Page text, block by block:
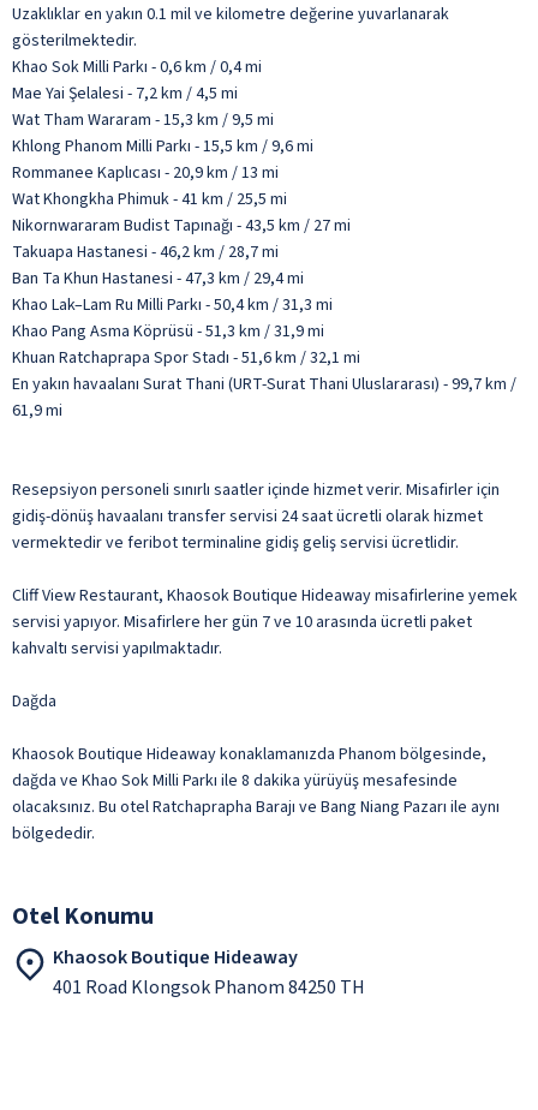
Uzaklıklar en yakın 0.1 mil ve kilometre değerine yuvarlanarak
gösterilmektedir.
Khao Sok Milli Parkı - 0,6 km / 0,4 mi
Mae Yai Şelalesi - 7,2 km / 4,5 mi
Wat Tham Wararam - 15,3 km / 9,5 mi
Khlong Phanom Milli Parkı - 15,5 km / 9,6 mi
Rommanee Kaplıcası - 20,9 km / 13 mi
Wat Khongkha Phimuk - 41 km / 25,5 mi
Nikornwararam Budist Tapınağı - 43,5 km / 27 mi
Takuapa Hastanesi - 46,2 km / 28,7 mi
Ban Ta Khun Hastanesi - 47,3 km / 29,4 mi
Khao Lak–Lam Ru Milli Parkı - 50,4 km / 31,3 mi
Khao Pang Asma Köprüsü - 51,3 km / 31,9 mi
Khuan Ratchaprapa Spor Stadı - 51,6 km / 32,1 mi
En yakın havaalanı Surat Thani (URT-Surat Thani Uluslararası) - 99,7 km /
61,9 mi
Resepsiyon personeli sınırlı saatler içinde hizmet verir. Misafirler için
gidiş-dönüş havaalanı transfer servisi 24 saat ücretli olarak hizmet
vermektedir ve feribot terminaline gidiş geliş servisi ücretlidir.
Cliff View Restaurant, Khaosok Boutique Hideaway misafirlerine yemek
servisi yapıyor. Misafirlere her gün 7 ve 10 arasında ücretli paket
kahvaltı servisi yapılmaktadır.
Dağda
Khaosok Boutique Hideaway konaklamanızda Phanom bölgesinde,
dağda ve Khao Sok Milli Parkı ile 8 dakika yürüyüş mesafesinde
olacaksınız. Bu otel Ratchaprapha Barajı ve Bang Niang Pazarı ile aynı
bölgededir.
Otel Konumu
Khaosok Boutique Hideaway
401 Road Klongsok Phanom 84250 TH